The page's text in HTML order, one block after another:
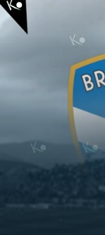
شمسٌ تُشرق في بورتو
وتغرب في لومبارديا..
حين أنقذ الحب بوافيشتا
وقتلت الديون بريشيا
جدول مباريات الاهلي
2027 كاملاً والمواعيد
المباراة التي هزمت فيها